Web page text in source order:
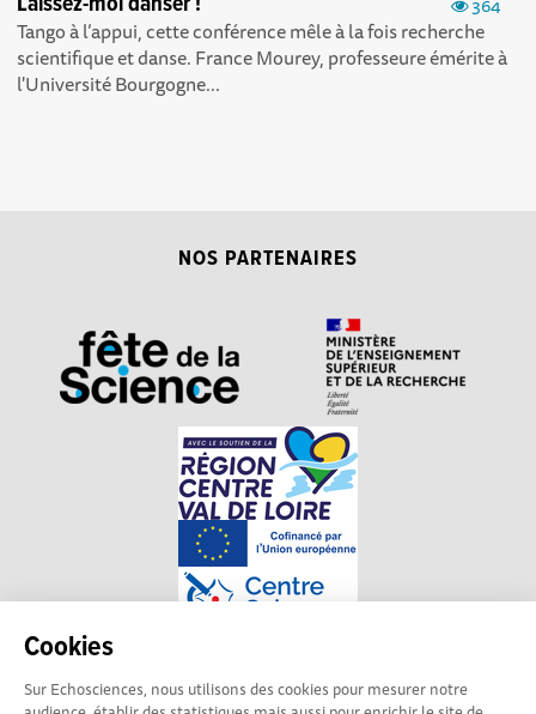
Cookies
Sur Echosciences, nous utilisons des cookies pour mesurer notre
Tango à l’appui, cette conférence mêle à la fois recherche
scientifique et danse. France Mourey, professeure émérite à
l'Université Bourgogne...
NOS PARTENAIRES
Conditions Générales d'utilisation
Explorer, s’exprimer,